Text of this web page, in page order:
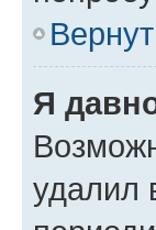
Я
удалил